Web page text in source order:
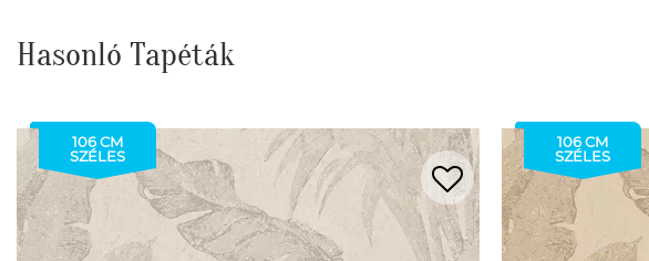
Hasonló Tapéták
106 CM
SZÉLES
106 CM
SZÉLES